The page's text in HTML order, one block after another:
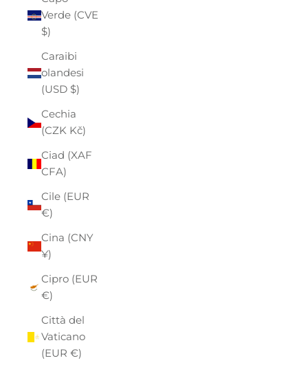
Verde (CVE
$)
Caraibi
olandesi
(USD $)
Cechia
(CZK Kč)
Ciad (XAF
CFA)
Cile (EUR
€)
Cina (CNY
¥)
Cipro (EUR
€)
Città del
Vaticano
(EUR €)